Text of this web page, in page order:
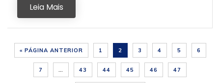
Leia Mais
« PÁGINA ANTERIOR 1 2 3 4 5 6
7 … 43 44 45 46 47